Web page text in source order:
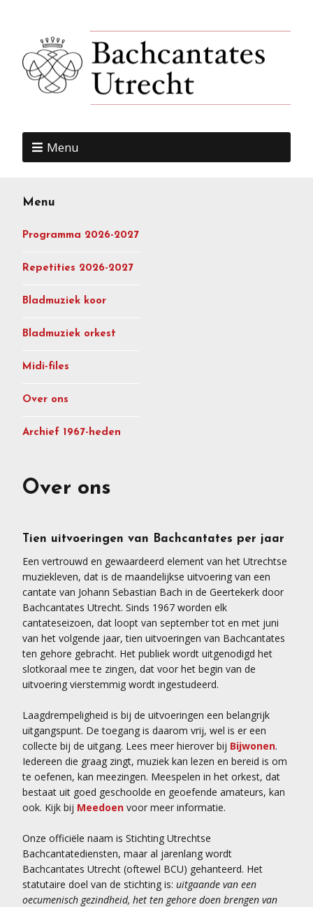
Menu
Menu
Programma 2026-2027
Repetities 2026-2027
Bladmuziek koor
Bladmuziek orkest
Midi-files
Over ons
Archief 1967-heden
Over ons
Tien uitvoeringen van Bachcantates per jaar
Een vertrouwd en gewaardeerd element van het Utrechtse
muziekleven, dat is de maandelijkse uitvoering van een
cantate van Johann Sebastian Bach in de Geertekerk door
Bachcantates Utrecht. Sinds 1967 worden elk
cantateseizoen, dat loopt van september tot en met juni
van het volgende jaar, tien uitvoeringen van Bachcantates
ten gehore gebracht. Het publiek wordt uitgenodigd het
slotkoraal mee te zingen, dat voor het begin van de
uitvoering vierstemmig wordt ingestudeerd.
Laagdrempeligheid is bij de uitvoeringen een belangrijk
uitgangspunt. De toegang is daarom vrij, wel is er een
collecte bij de uitgang. Lees meer hierover bij Bijwonen.
Iedereen die graag zingt, muziek kan lezen en bereid is om
te oefenen, kan meezingen. Meespelen in het orkest, dat
bestaat uit goed geschoolde en geoefende amateurs, kan
ook. Kijk bij Meedoen voor meer informatie.
Onze officiële naam is Stichting Utrechtse
Bachcantatediensten, maar al jarenlang wordt
Bachcantates Utrecht (oftewel BCU) gehanteerd. Het
statutaire doel van de stichting is: uitgaande van een
oecumenisch gezindheid, het ten gehore doen brengen van